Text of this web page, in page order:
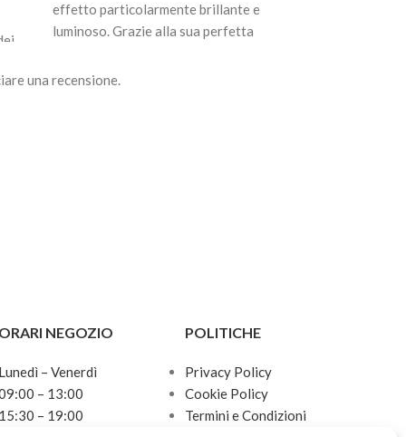
effetto particolarmente brillante e
luminoso. Grazie alla sua perfetta
una recensione.
ORARI NEGOZIO
Lunedì – Venerdì
– 13:00
15:30 – 19:00
POLITICHE
Privacy Policy
Cookie Policy
Termini e Condizioni